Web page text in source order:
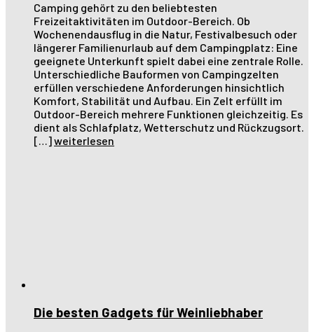
Camping gehört zu den beliebtesten
Freizeitaktivitäten im Outdoor-Bereich. Ob
Wochenendausflug in die Natur, Festivalbesuch oder
längerer Familienurlaub auf dem Campingplatz: Eine
geeignete Unterkunft spielt dabei eine zentrale Rolle.
Unterschiedliche Bauformen von Campingzelten
erfüllen verschiedene Anforderungen hinsichtlich
Komfort, Stabilität und Aufbau. Ein Zelt erfüllt im
Outdoor-Bereich mehrere Funktionen gleichzeitig. Es
dient als Schlafplatz, Wetterschutz und Rückzugsort.
[…]weiterlesen
Die besten Gadgets für Weinliebhaber